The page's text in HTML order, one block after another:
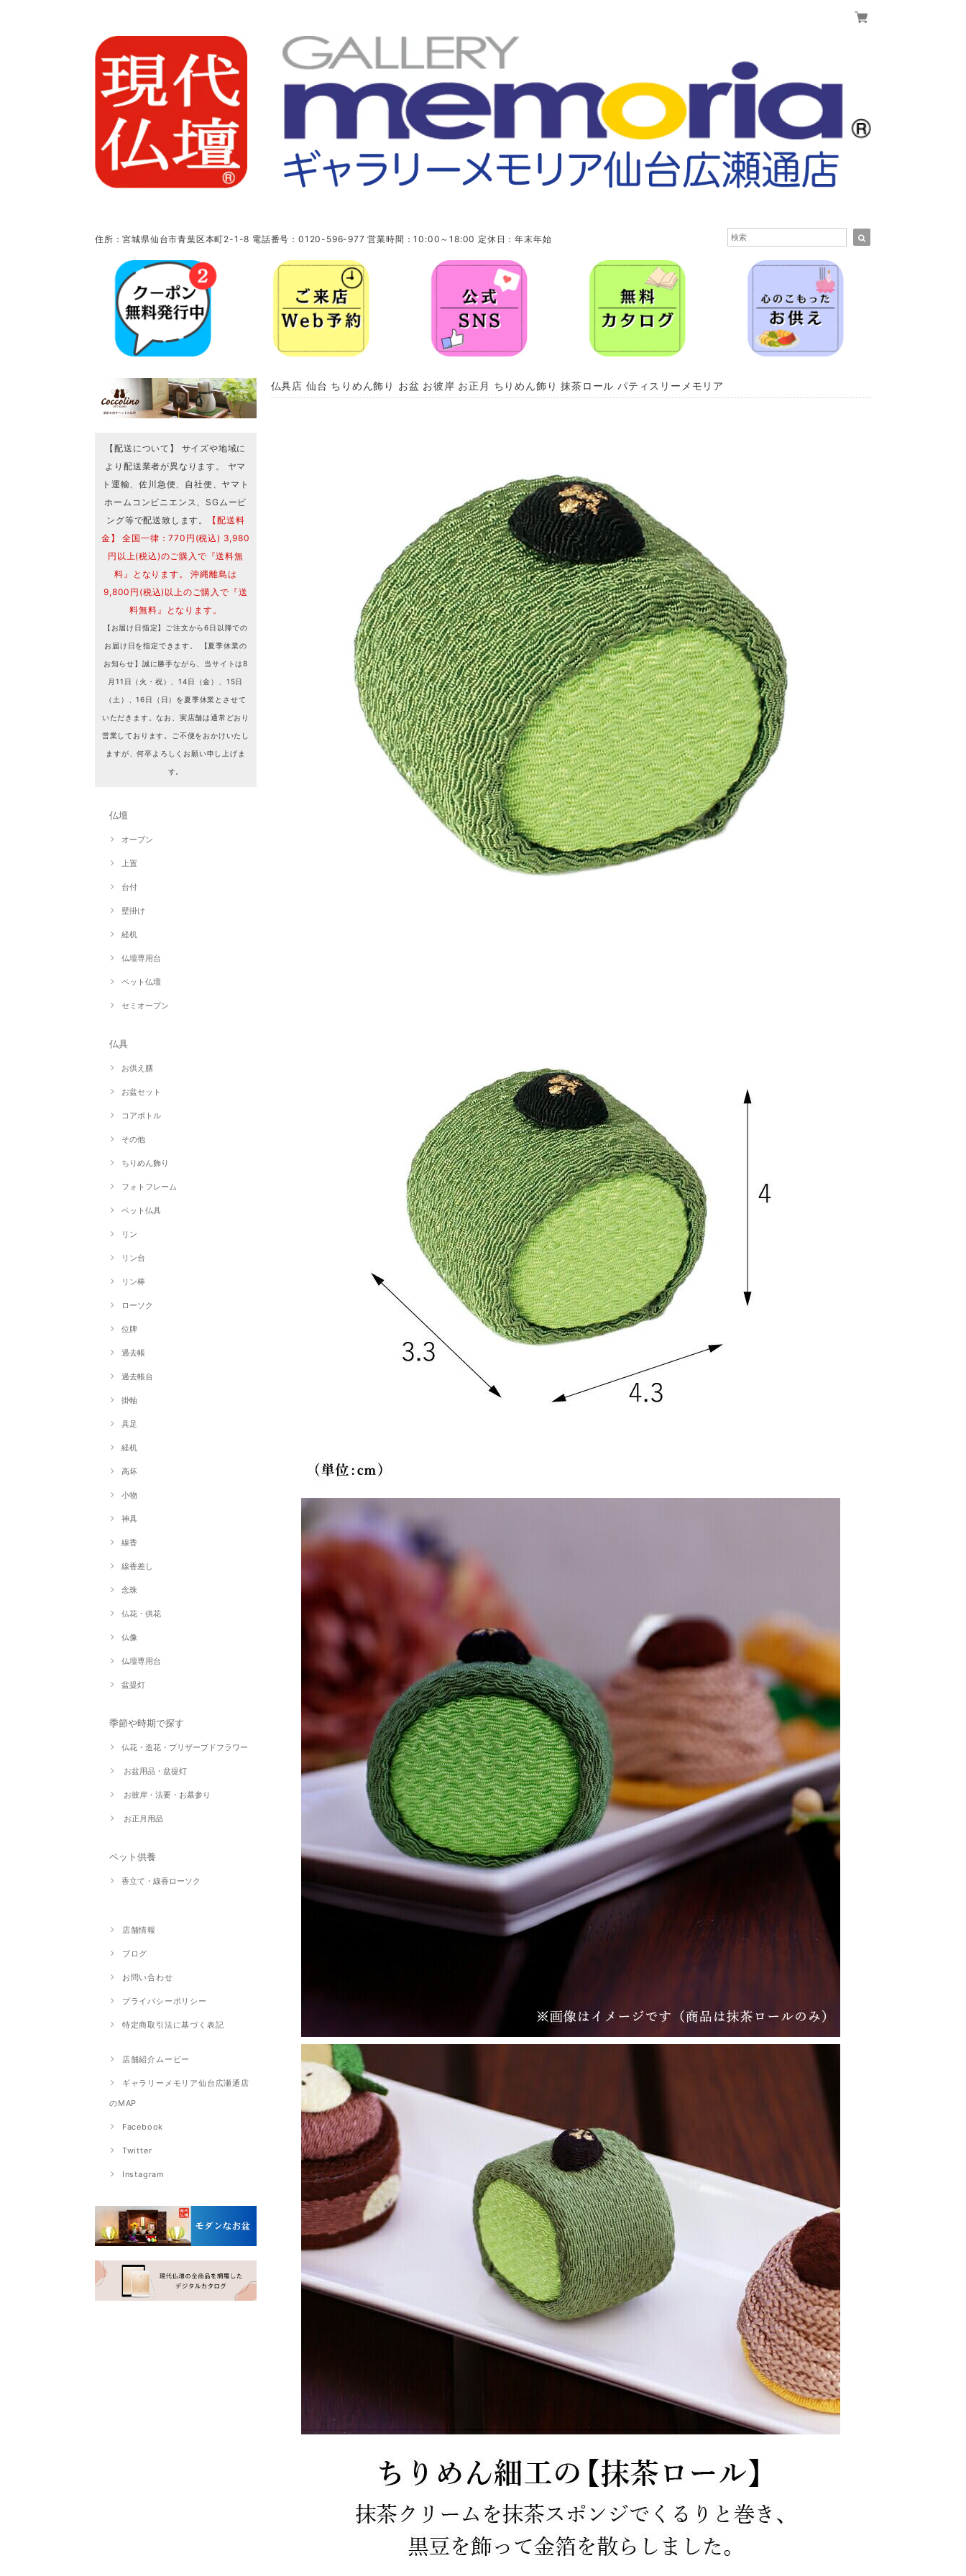
住所：宮城県仙台市青葉区本町2-1-8 電話番号：0120-596-977 営業時間：10:00～18:00 定休日：年末年始
【配送について】 サイズや地域に
より配送業者が異なります。 ヤマ
ト運輸、佐川急便、自社便、ヤマト
ホームコンビニエンス、SGムービ
ング等で配送致します。
【配送料
金】 全国一律：770円(税込) 3,980
円以上(税込)のご購入で『送料無
料』となります。 沖縄離島は
9,800円(税込)以上のご購入で『送
料無料』となります。
【お届け日指定】ご注文から6日以降での
お届け日を指定できます。 【夏季休業の
お知らせ】誠に勝手ながら、当サイトは8
月11日（火・祝）、14日（金）、15日
（土）、16日（日）を夏季休業とさせて
いただきます。なお、実店舗は通常どおり
営業しております。ご不便をおかけいたし
ますが、何卒よろしくお願い申し上げま
す。
仏壇
オープン
上置
台付
壁掛け
経机
仏壇専用台
ペット仏壇
セミオープン
仏具
お供え膳
お盆セット
コアボトル
その他
ちりめん飾り
フォトフレーム
ペット仏具
リン
リン台
リン棒
ローソク
位牌
過去帳
過去帳台
掛軸
具足
経机
高坏
小物
神具
線香
線香差し
念珠
仏花・供花
仏像
仏壇専用台
盆提灯
季節や時期で探す
仏花・造花・プリザーブドフラワー
お盆用品・盆提灯
お彼岸・法要・お墓参り
お正月用品
ペット供養
香立て・線香ローソク
店舗情報
ブログ
お問い合わせ
プライバシーポリシー
特定商取引法に基づく表記
店舗紹介ムービー
ギャラリーメモリア仙台広瀬通店
のMAP
Facebook
Twitter
Instagram
仏具店 仙台 ちりめん飾り お盆 お彼岸 お正月 ちりめん飾り 抹茶ロール パティスリーメモリア